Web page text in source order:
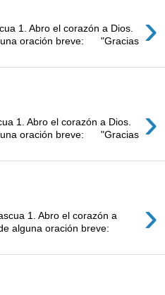
›
1. Abro el corazón a Dios.
oración breve: "Gracias
›
1. Abro el corazón a Dios.
oración breve: "Gracias
›
1. Abro el corazón a
alguna oración breve: